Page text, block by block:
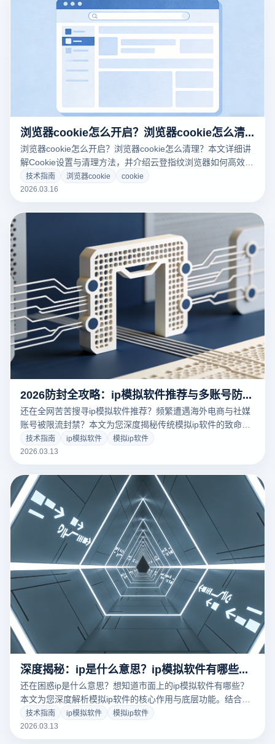
浏览器cookie怎么开启？浏览器cookie怎么清理？
浏览器cookie怎么开启？浏览器cookie怎么清理？本文详细讲
解Cookie设置与清理方法，并介绍云登指纹浏览器如何高效管
理Cookie与多账号环境。
技术指南 浏览器cookie
cookie
2026.03.16
2026防封全攻略：ip模拟软件推荐与多账号防关联终极指南
还在全网苦苦搜寻ip模拟软件推荐？频繁遭遇海外电商与社媒
账号被限流封禁？本文为您深度揭秘传统模拟ip软件的致命风
控漏洞。结合2026年最新出海行业标准，教您如何利用专业的
云登指纹浏览器，实现底层物理级设备环境隔离与纯净代理网
都在用的安全防封黑科技！
技术指南 ip模拟软件
模拟ip软件
2026.03.13
深度揭秘：ip是什么意思？ip模拟软件有哪些及其核心功能与防关联指南
还在困惑ip是什么意思？想知道市面上的ip模拟软件有哪些？
本文为您深度解析模拟ip软件的核心作用与底层功能。结合云
登指纹浏览器行业领先的防关联技术，教您如何低成本、高效
率地实现多平台账号安全矩阵运营，彻底告别封号重灾区！立
技术指南 ip模拟软件
模拟ip软件
2026.03.13